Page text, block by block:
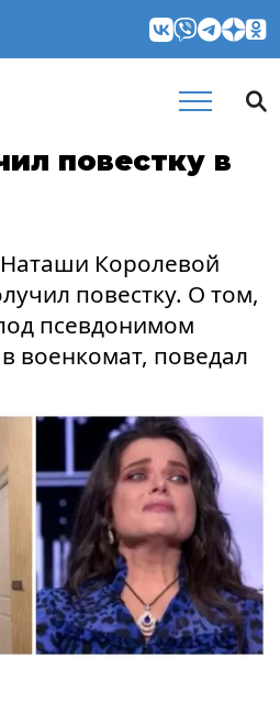
повестку в
Наташи Королевой
повестку. О том,
псевдонимом
военкомат, поведал